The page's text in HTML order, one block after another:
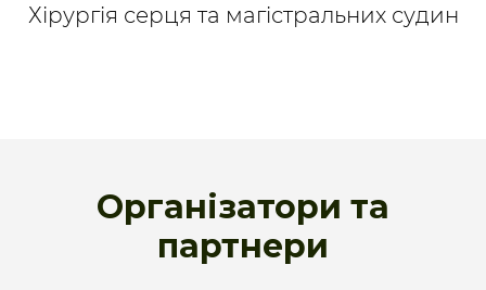
Хірургія серця та магістральних судин
Організатори та
партнери